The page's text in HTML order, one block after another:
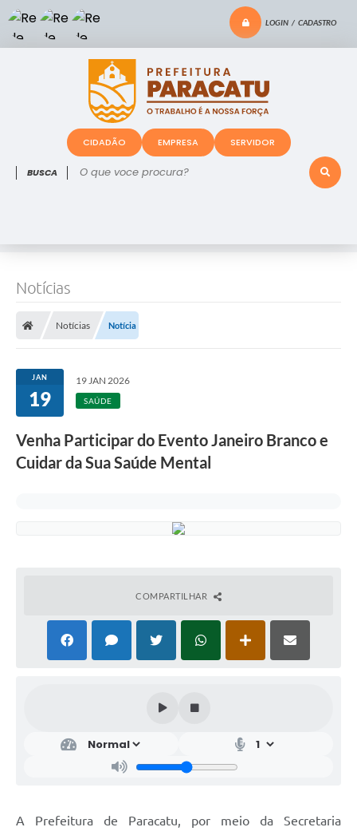
LOGIN / CADASTRO
O que voce procura?
CIDADÃO EMPRESA SERVIDOR
Notícias
Notícias Notícia
JAN
19
19 JAN 2026
SAÚDE
Venha Participar do Evento Janeiro Branco e
Cuidar da Sua Saúde Mental
COMPARTILHAR
A Prefeitura de Paracatu, por meio da Secretaria